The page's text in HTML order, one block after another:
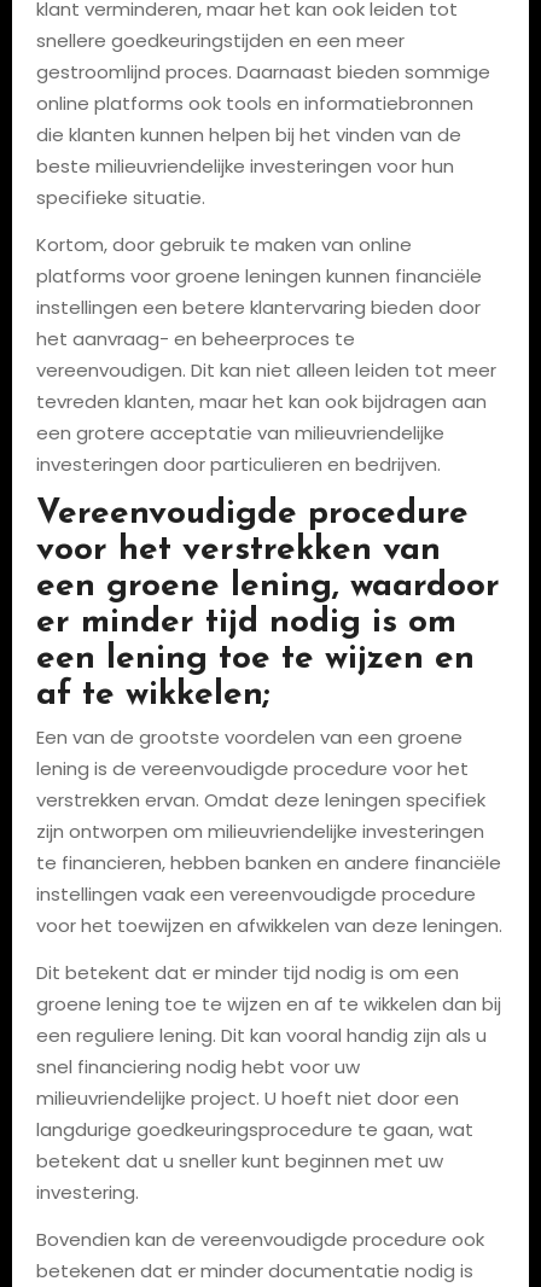
klant verminderen, maar het kan ook leiden tot
snellere goedkeuringstijden en een meer
gestroomlijnd proces. Daarnaast bieden sommige
online platforms ook tools en informatiebronnen
die klanten kunnen helpen bij het vinden van de
beste milieuvriendelijke investeringen voor hun
specifieke situatie.
Kortom, door gebruik te maken van online
platforms voor groene leningen kunnen financiële
instellingen een betere klantervaring bieden door
het aanvraag- en beheerproces te
vereenvoudigen. Dit kan niet alleen leiden tot meer
tevreden klanten, maar het kan ook bijdragen aan
een grotere acceptatie van milieuvriendelijke
investeringen door particulieren en bedrijven.
Vereenvoudigde procedure
voor het verstrekken van
een groene lening, waardoor
er minder tijd nodig is om
een lening toe te wijzen en
af te wikkelen;
Een van de grootste voordelen van een groene
lening is de vereenvoudigde procedure voor het
verstrekken ervan. Omdat deze leningen specifiek
zijn ontworpen om milieuvriendelijke investeringen
te financieren, hebben banken en andere financiële
instellingen vaak een vereenvoudigde procedure
voor het toewijzen en afwikkelen van deze leningen.
Dit betekent dat er minder tijd nodig is om een
groene lening toe te wijzen en af te wikkelen dan bij
een reguliere lening. Dit kan vooral handig zijn als u
snel financiering nodig hebt voor uw
milieuvriendelijke project. U hoeft niet door een
langdurige goedkeuringsprocedure te gaan, wat
betekent dat u sneller kunt beginnen met uw
investering.
Bovendien kan de vereenvoudigde procedure ook
betekenen dat er minder documentatie nodig is